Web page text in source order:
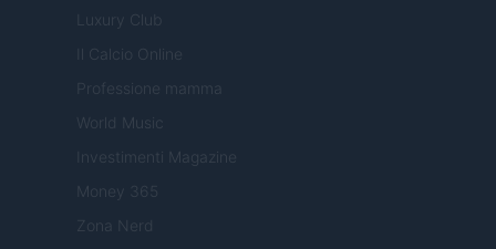
Luxury Club
Il Calcio Online
Professione mamma
World Music
Investimenti Magazine
Money 365
Zona Nerd